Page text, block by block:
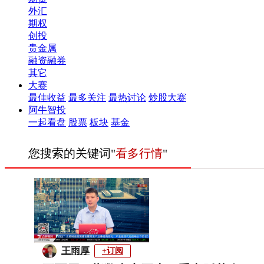
外汇
期权
创投
贵金属
融资融券
其它
大赛
最佳收益 最多关注 最热讨论 炒股大赛
阿牛智投
一起看盘 股票 板块 基金
您搜索的关键词"看多行情"
王雨厚 +订阅